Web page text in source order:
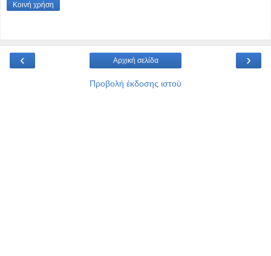
Κοινή χρήση
‹ ›
Αρχική σελίδα
Προβολή έκδοσης ιστού